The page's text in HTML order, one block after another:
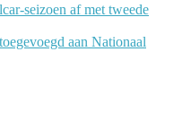
seizoen af met tweede
aan Nationaal